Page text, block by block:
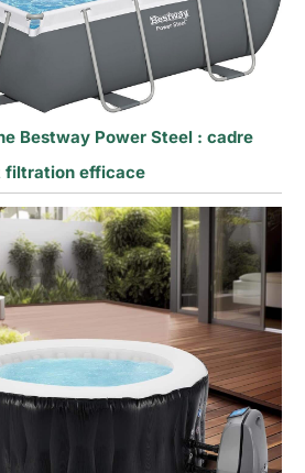
Bestway Power Steel : cadre
filtration efficace